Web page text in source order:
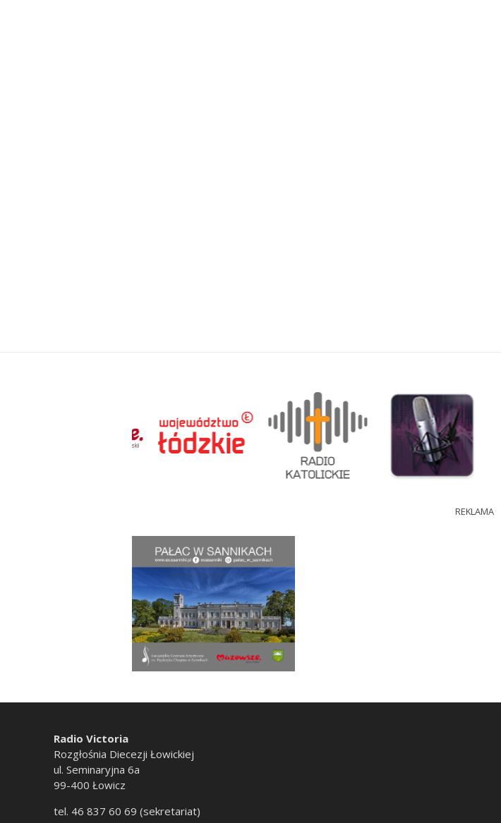
REKLAMA
Radio Victoria
Rozgłośnia Diecezji Łowickiej
ul. Seminaryjna 6a
99-400 Łowicz
tel. 46 837 60 69 (sekretariat)